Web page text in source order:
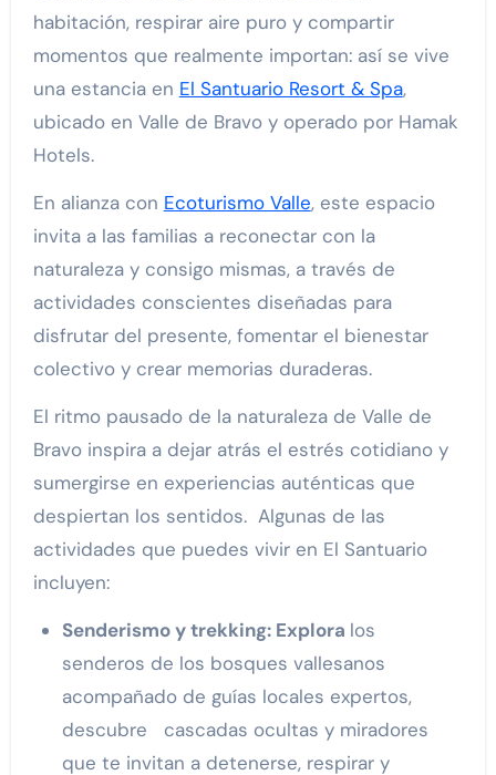
habitación, respirar aire puro y compartir
momentos que realmente importan: así se vive
una estancia en El Santuario Resort & Spa,
ubicado en Valle de Bravo y operado por Hamak
Hotels.
En alianza con Ecoturismo Valle, este espacio
invita a las familias a reconectar con la
naturaleza y consigo mismas, a través de
actividades conscientes diseñadas para
disfrutar del presente, fomentar el bienestar
colectivo y crear memorias duraderas.
El ritmo pausado de la naturaleza de Valle de
Bravo inspira a dejar atrás el estrés cotidiano y
sumergirse en experiencias auténticas que
despiertan los sentidos. Algunas de las
actividades que puedes vivir en El Santuario
incluyen:
Senderismo y trekking: Explora los
senderos de los bosques vallesanos
acompañado de guías locales expertos,
descubre cascadas ocultas y miradores
que te invitan a detenerse, respirar y